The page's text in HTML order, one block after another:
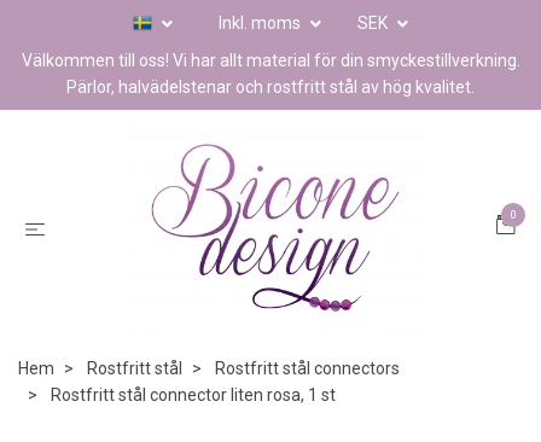
Inkl. moms
SEK
Välkommen till oss! Vi har allt material för din smyckestillverkning.
Pärlor, halvädelstenar och rostfritt stål av hög kvalitet.
0
Hem Rostfritt stål
Rostfritt stål connectors
Rostfritt stål connector liten rosa, 1 st